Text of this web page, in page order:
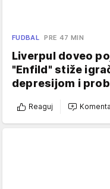
FUDBAL PRE 47 MIN
Liverpul doveo
"Enfild" stiže
depresijom i
Reaguj